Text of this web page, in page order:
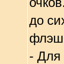
до
- Для